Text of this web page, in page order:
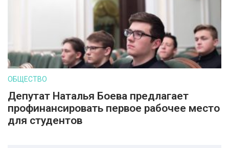
ОБЩЕСТВО
Депутат Наталья Боева предлагает
профинансировать первое рабочее место
для студентов